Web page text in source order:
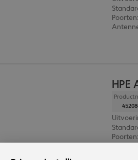
Poorten:
HPE
Poorten